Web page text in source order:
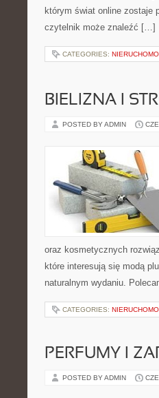
którym świat online zostaje
czytelnik może znaleźć […]
CATEGORIES:
BIELIZNA I
POSTED BY ADMIN
oraz kosmetycznych
które interesują się modą
naturalnym wydaniu.
CATEGORIES:
PERFUMY I
POSTED BY ADMIN